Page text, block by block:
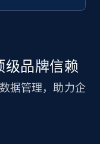
级品牌信赖
据管理，助力企